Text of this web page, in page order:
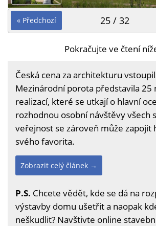
« Předchozí 25 / 32
Pokračujte ve čtení
Česká cena za architekturu
Mezinárodní porota představila 25
realizací, které se utkají o hlavní
rozhodnou osobní návštěvy všech
veřejnost se zároveň může zapojit
svého favorita.
Zobrazit celý článek →
P.S. Chcete vědět, kde se dá na
výstavby domu ušetřit a naopak
neškudlit? Navštivte online